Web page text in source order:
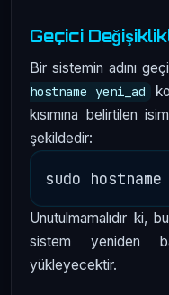
Geçici
Bir sistemin adını
hostname yeni_ad
kısımına belirtilen
şekildedir:
Unutulmamalıdır ki,
sistem yeniden
yükleyecektir.